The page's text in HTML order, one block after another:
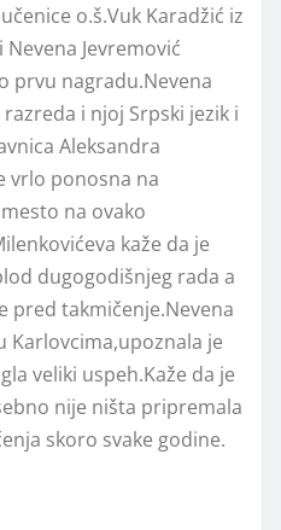
o.š.Vuk Karadžić iz
Nevena Jevremović
prvu nagradu.Nevena
razreda i njoj Srpski jezik i
Aleksandra
vrlo ponosna na
na ovako
kaže da je
dugogodišnjeg rada a
pred takmičenje.Nevena
Karlovcima,upoznala je
veliki uspeh.Kaže da je
nije ništa pripremala
skoro svake godine.